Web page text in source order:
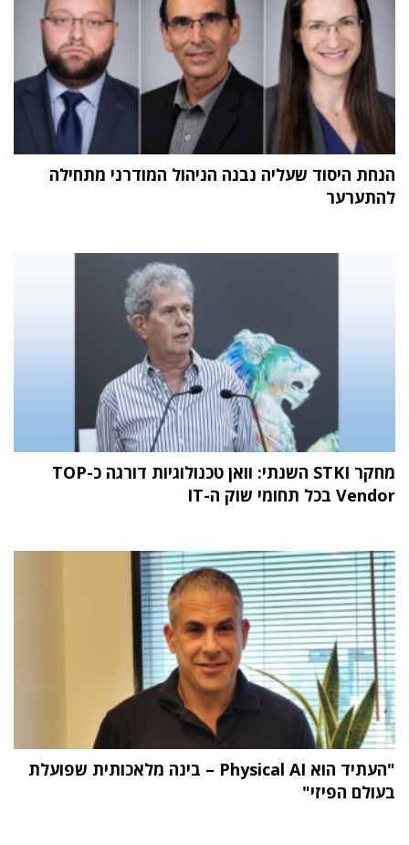
הנחת היסוד שעליה נבנה הניהול המודרני מתחילה
להתערער
מחקר STKI השנתי: וואן טכנולוגיות דורגה כ-TOP
Vendor בכל תחומי שוק ה-IT
"העתיד הוא Physical AI – בינה מלאכותית שפועלת
בעולם הפיזי"